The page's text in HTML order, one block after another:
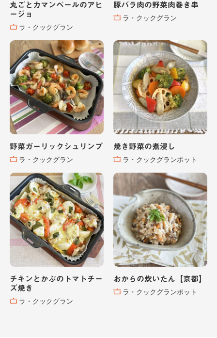
丸ごとカマンベールのアヒ
ージョ
ラ・クックグラン
豚バラ肉の野菜肉巻き串
ラ・クックグラン
野菜ガーリックシュリンプ
ラ・クックグラン
焼き野菜の煮浸し
ラ・クックグランポット
チキンとかぶのトマトチー
ズ焼き
ラ・クックグラン
おからの炊いたん【京都】
ラ・クックグランポット